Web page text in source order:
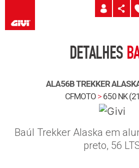
DETALHES
ALA56B TREKKER
CFMOTO > 650 NK
Baúl Trekker Alaska em
preto, 56